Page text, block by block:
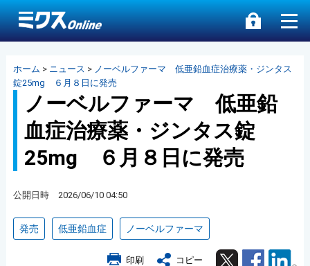
ホーム > ニュース > ノーベルファーマ 低亜鉛血症治療薬・ジンタス
錠25mg ６月８日に発売
ノーベルファーマ 低亜鉛
血症治療薬・ジンタス錠
25mg ６月８日に発売
公開日時 2026/06/10 04:50
発売 低亜鉛血症 ノーベルファーマ
印刷 コピー Twitter Facebook